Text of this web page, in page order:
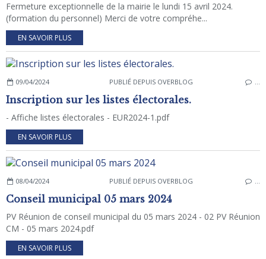
Fermeture exceptionnelle de la mairie le lundi 15 avril 2024.
(formation du personnel) Merci de votre compréhe...
EN SAVOIR PLUS
09/04/2024 PUBLIÉ DEPUIS OVERBLOG …
Inscription sur les listes électorales.
- Affiche listes électorales - EUR2024-1.pdf
EN SAVOIR PLUS
08/04/2024 PUBLIÉ DEPUIS OVERBLOG …
Conseil municipal 05 mars 2024
PV Réunion de conseil municipal du 05 mars 2024 - 02 PV Réunion
CM - 05 mars 2024.pdf
EN SAVOIR PLUS